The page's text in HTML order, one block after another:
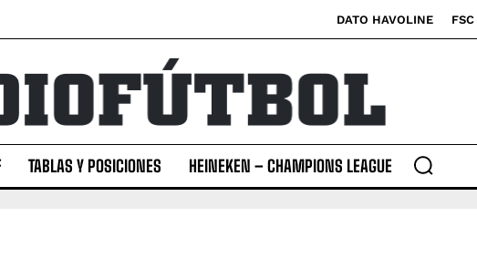
DATO HAVOLINE FSC
TABLAS Y POSICIONES HEINEKEN – CHAMPIONS LEAGUE